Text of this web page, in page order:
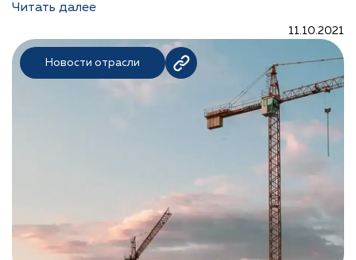
Читать далее
11.10.2021
Новости отрасли